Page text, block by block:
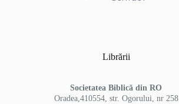
Librării
Societatea Biblică din RO
Oradea,410554, str. Ogorului, nr 258